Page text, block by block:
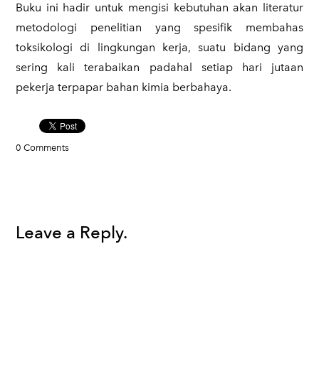
​Buku ini hadir untuk mengisi kebutuhan akan literatur
metodologi penelitian yang spesifik membahas
toksikologi di lingkungan kerja, suatu bidang yang
sering kali terabaikan padahal setiap hari jutaan
pekerja terpapar bahan kimia berbahaya.
0 Comments
Leave a Reply.